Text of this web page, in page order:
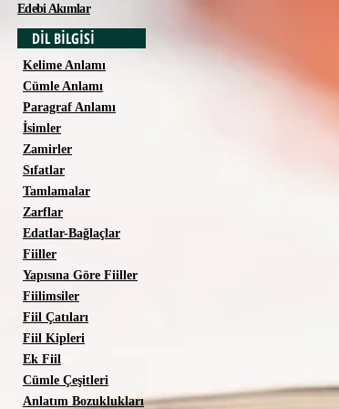
Edebi Akımlar
DİL BİLGİSİ
Kelime Anlamı
Cümle Anlamı
Paragraf Anlamı
İsimler
Zamirler
Sıfatlar
Tamlamalar
Zarflar
Edatlar-Bağlaçlar
Fiiller
Yapısına Göre Fiiller
Fiilimsiler
Fiil Çatıları
Fiil Kipleri
Ek Fiil
Cümle Çeşitleri
Anlatım Bozuklukları